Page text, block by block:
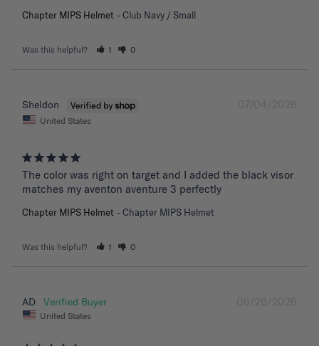
Chapter MIPS Helmet Club Navy / Small
Was this helpful? 1 0
07/04/2026
Sheldon
United States
The color was right on target and I added the black visor
matches my aventon aventure 3 perfectly
Chapter MIPS Helmet Chapter MIPS Helmet
Was this helpful? 1 0
06/26/2026
AD
United States